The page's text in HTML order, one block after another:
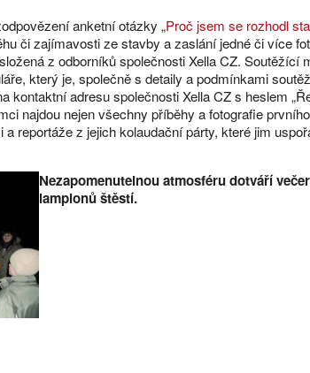
anketní otázky „Proč jsem se rozhodl
či zajímavosti ze stavby a zaslání jedné či více
z odborníků společnosti Xella CZ. Soutěžící
který je, společně s detaily a podmínkami
kontaktní adresu společnosti Xella CZ s heslem
najdou nejen všechny příběhy a fotografie
reportáže z jejich kolaudační párty, které jim
Nezapomenutelnou atmosféru dotváří
lampionů štěstí.